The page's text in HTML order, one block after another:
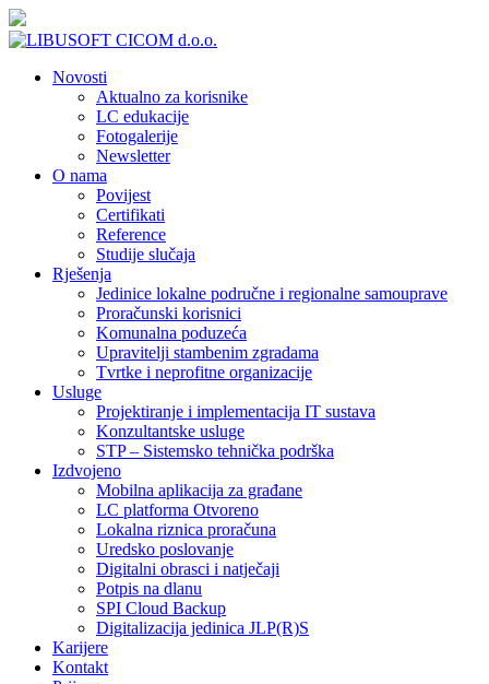
Novosti
Aktualno za korisnike
LC edukacije
Fotogalerije
Newsletter
O nama
Povijest
Certifikati
Reference
Studije slučaja
Rješenja
Jedinice lokalne područne i regionalne samouprave
Proračunski korisnici
Komunalna poduzeća
Upravitelji stambenim zgradama
Tvrtke i neprofitne organizacije
Usluge
Projektiranje i implementacija IT sustava
Konzultantske usluge
STP – Sistemsko tehnička podrška
Izdvojeno
Mobilna aplikacija za građane
LC platforma Otvoreno
Lokalna riznica proračuna
Uredsko poslovanje
Digitalni obrasci i natječaji
Potpis na dlanu
SPI Cloud Backup
Digitalizacija jedinica JLP(R)S
Karijere
Kontakt